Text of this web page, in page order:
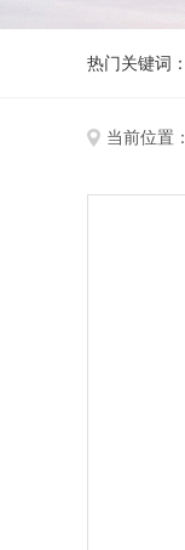
热门关键词：
当前位置：